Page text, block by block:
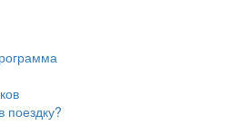
поездку?